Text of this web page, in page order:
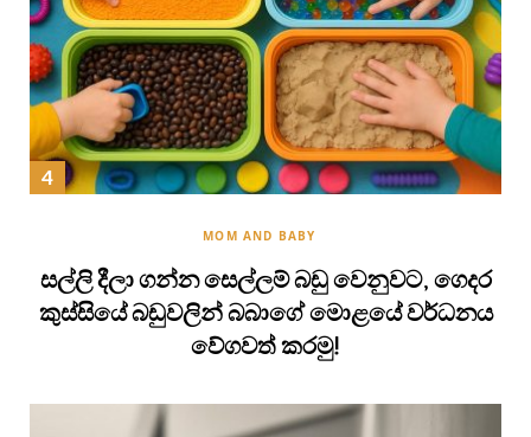
MOM AND BABY
සල්ලි දීලා ගන්න සෙල්ලම් බඩු වෙනුවට, ගෙදර
කුස්සියේ බඩුවලින් බබාගේ මොළයේ වර්ධනය
වේගවත් කරමු!